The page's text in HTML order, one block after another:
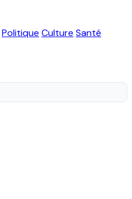
Politique Culture Santé